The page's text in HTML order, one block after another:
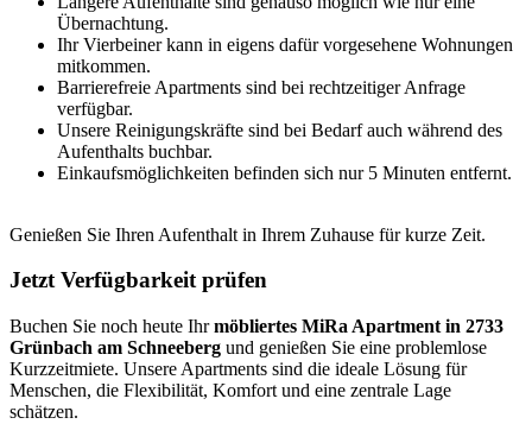
Übernachtung.
Ihr Vierbeiner kann in eigens dafür vorgesehene Wohnungen
mitkommen.
Barrierefreie Apartments sind bei rechtzeitiger Anfrage
verfügbar.
Unsere Reinigungskräfte sind bei Bedarf auch während des
Aufenthalts buchbar.
Einkaufsmöglichkeiten befinden sich nur 5 Minuten entfernt.
Genießen Sie Ihren Aufenthalt in Ihrem Zuhause für kurze Zeit.
Jetzt Verfügbarkeit prüfen
Buchen Sie noch heute Ihrmöbliertes MiRa Apartment in 2733
Grünbach am Schneeberg und genießen Sie eine problemlose
Kurzzeitmiete. Unsere Apartments sind die ideale Lösung für
Menschen, die Flexibilität, Komfort und eine zentrale Lage
schätzen.